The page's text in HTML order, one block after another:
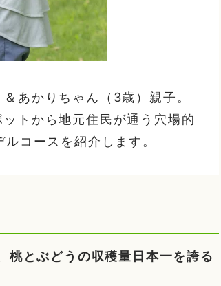
あかりちゃん（3歳）親子。
トから地元住民が通う穴場的
コースを紹介します。
桃とぶどうの収穫量日本一を誇る